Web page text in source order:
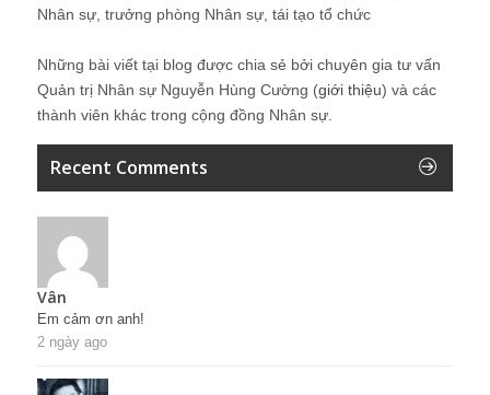
Nhân sự, trưởng phòng Nhân sự, tái tạo tổ chức
Những bài viết tại blog được chia sẻ bởi chuyên gia tư vấn
Quản trị Nhân sự Nguyễn Hùng Cường (giới thiệu) và các
thành viên khác trong cộng đồng Nhân sự.
Recent Comments
Vân
Em cảm ơn anh!
2 ngày ago